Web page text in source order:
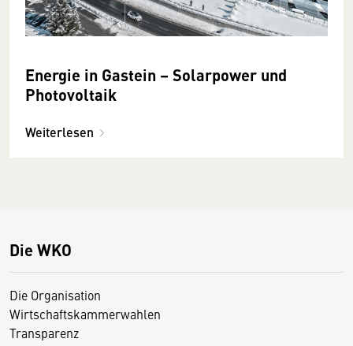
Energie in Gastein – Solarpower und
Photovoltaik
Weiterlesen
Die WKO
Die Organisation
Wirtschaftskammerwahlen
Transparenz